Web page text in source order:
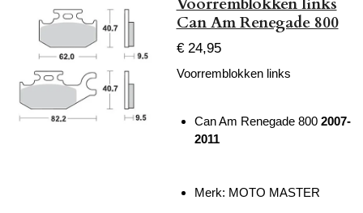
Can Am Renegade 800
€ 24,95
Voorremblokken links
Can Am Renegade 800 2007-
2011
Merk: MOTO MASTER